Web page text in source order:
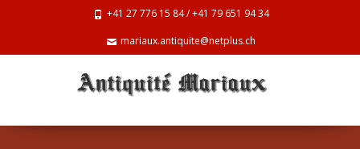
+41 27 776 15 84 / +41 79 651 94 34
mariaux.antiquite@netplus.ch